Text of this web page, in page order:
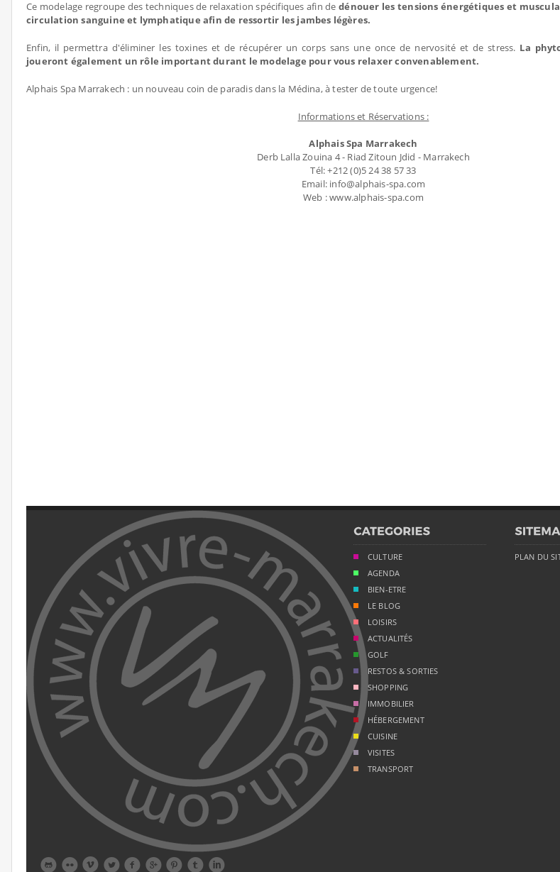
Ce modelage regroupe des techniques de relaxation spécifiques afin dedénouer les tensions énergétiques et
circulation sanguine et lymphatique afin de ressortir les jambes légères.
Enfin, il permettra d'éliminer les toxines et de récupérer un corps sans une once de nervosité et de stress. La
joueront également un rôle important durant le modelage pour vous relaxer convenablement.
Alphais Spa Marrakech : un nouveau coin de paradis dans la Médina, à tester de toute urgence!
Informations et Réservations :
Alphais Spa Marrakech
Derb Lalla Zouina 4 - Riad Zitoun Jdid - Marrakech
Tél: +212 (0)5 24 38 57 33
Email: info@alphais-spa.com
Web : www.alphais-spa.com
        
CULTURE
AGENDA
BIEN-ETRE
LE BLOG
LOISIRS
ACTUALITÉS
GOLF
RESTOS & SORTIES
SHOPPING
IMMOBILIER
HÉBERGEMENT
CUISINE
VISITES
TRANSPORT
PLAN DU